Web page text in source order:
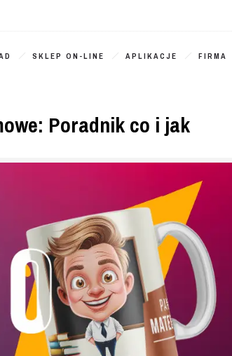
SKLEP ON-LINE APLIKACJE FIRMA
Poradnik co i jak